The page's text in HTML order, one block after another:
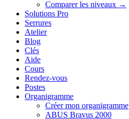
Comparer les niveaux →
Solutions Pro
Serrures
Atelier
Blog
Clés
Aide
Cours
Rendez-vous
Postes
Organigramme
Créer mon organigramme
ABUS Bravus 2000